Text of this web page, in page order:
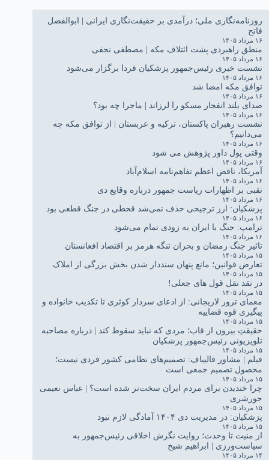
روزنامه‌نگاری ملی؛ درآمدی بر حقیقت‌نگاری ایرانی | ابوالفضل
فاتح
۱۶ مرداد ۱۴۰۵
منطق راهبردی پشت ائتلاف مکه | مصطفی نجفی
۱۶ مرداد ۱۴۰۵
نشست خبری رئیس‌جمهور پزشکیان فردا برگزار می‌شود
۱۶ مرداد ۱۴۰۵
توافق مکه امضا شد
۱۶ مرداد ۱۴۰۵
صدای بلند انفجار مسکو را لرزاند | ماجرا چه بود؟
۱۶ مرداد ۱۴۰۵
نشست رهبران پاکستان، ترکیه و عربستان | از توافق مکه چه
می‌دانیم؟
۱۶ مرداد ۱۴۰۵
وقتی پول داور پژوهش می شود
۱۶ مرداد ۱۴۰۵
آمریکا، ناقض اعظم تفاهم‌نامه اسلام‌آباد
۱۶ مرداد ۱۴۰۵
نقبی بر اظهارات ریاست جمهور درباره وقایع دی
۱۶ مرداد ۱۴۰۵
پزشکیان: ارز ترجیحی حذف نمی‌شد قحطی در جنگ قطعی بود
۱۶ مرداد ۱۴۰۵
ترامپ: جنگ با ایران به زودی تمام می‌شود
۱۶ مرداد ۱۴۰۵
تاثیر جنگ رمضان و بحران تنگه هرمز بر اقتصاد افغانستان
۱۵ مرداد ۱۴۰۵
تعارض قوانین؛ مانع پنهان سنددار شدن بخش بزرگی از املاک
۱۵ مرداد ۱۴۰۵
در نقد نقل قول های جعلی!
۱۵ مرداد ۱۴۰۵
معمای ترور لاریجانی: از ادعای سردار کوثری تا تکذیب خانواده و
پیگیری قوه قضاییه
۱۵ مرداد ۱۴۰۵
حقیقتِ بیرون از قاب؛ مردی که نباید سقوط کند | درباره مصاحبه
تلویزیونی رئیس‌جمهور پزشکیان
۱۵ مرداد ۱۴۰۵
فیلم | مشاور قالیباف: تصمیم‌های نظامی کشور فردی نیست؛
محصول تصمیم جمعی است
۱۵ مرداد ۱۴۰۵
چرا خندیدن برای مردم ایران سخت‌تر شده است؟ | عباس نعیمی
جورشری
۱۵ مرداد ۱۴۰۵
پزشکیان: در مدیریت دی ۱۴۰۴ آمادگی لازم نبود
۱۵ مرداد ۱۴۰۵
از منیت تا وحدت؛ روایت نگرش اخلاقی رئیس‌جمهور به
سیاست‌ورزی | ابراهیم شیخ
۱۴ مرداد ۱۴۰۵